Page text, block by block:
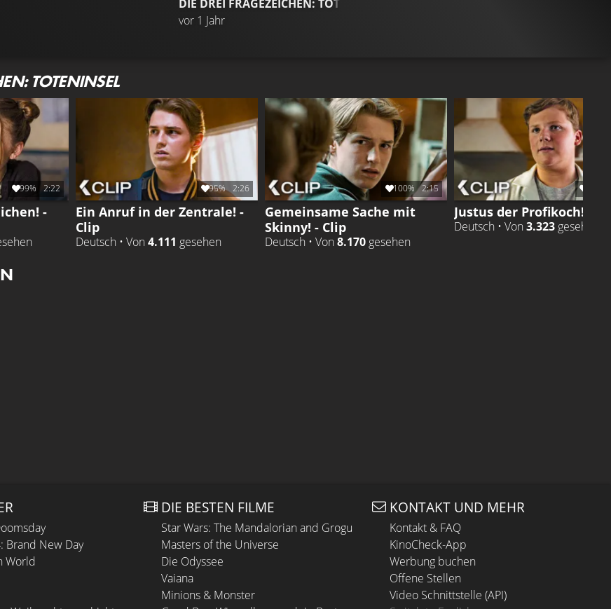
vor 1 Jahr
TOTENINSEL
99% 2:22
-
95% 2:26
Ein Anruf in der Zentrale! -
Clip
Deutsch • Von 4.111 gesehen
100% 2:15
Gemeinsame Sache mit
Skinny! - Clip
Deutsch • Von 8.170 gesehen
Justus der Profikoch! -
Deutsch • Von 3.323 gesehen
Brand New Day
World
DIE BESTEN FILME
Star Wars: The Mandalorian and Grogu
Masters of the Universe
Die Odyssee
Vaiana
Minions & Monster
KONTAKT UND MEHR
Kontakt & FAQ
KinoCheck-App
Werbung buchen
Offene Stellen
Video Schnittstelle (API)